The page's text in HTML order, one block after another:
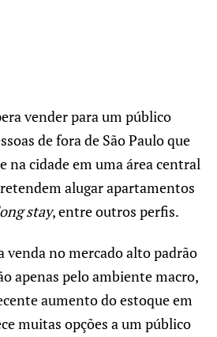
vender para um público
de fora de São Paulo que
na cidade em uma área central
alugar apartamentos
stay, entre outros perfis.
venda no mercado alto padrão
apenas pelo ambiente macro,
aumento do estoque em
muitas opções a um público